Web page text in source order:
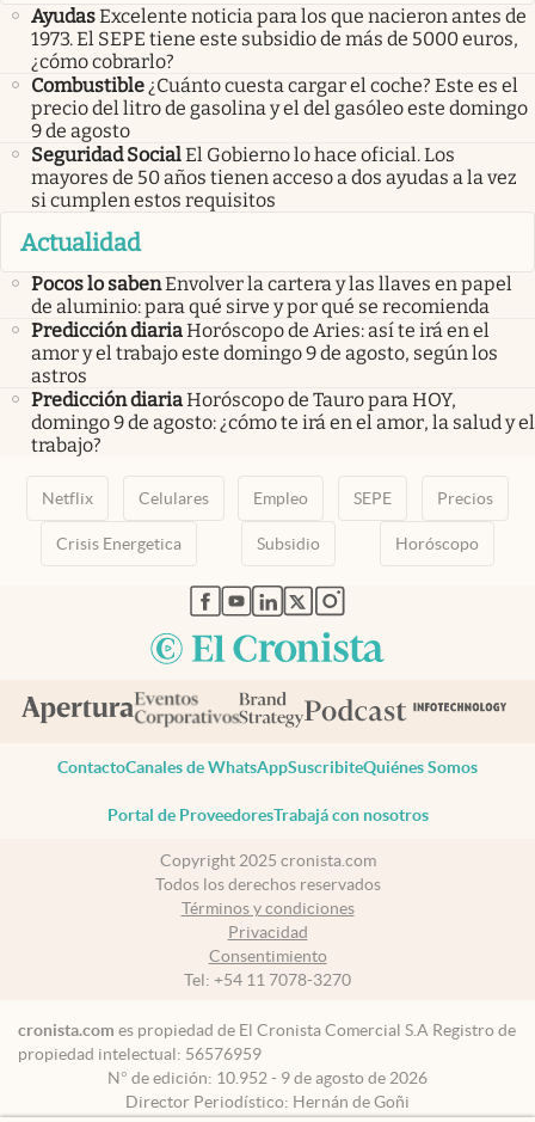
AyudasExcelente noticia para los que nacieron antes de
1973. El SEPE tiene este subsidio de más de 5000 euros,
¿cómo cobrarlo?
Combustible¿Cuánto cuesta cargar el coche? Este es el
precio del litro de gasolina y el del gasóleo este domingo
9 de agosto
Seguridad SocialEl Gobierno lo hace oficial. Los
mayores de 50 años tienen acceso a dos ayudas a la vez
si cumplen estos requisitos
Actualidad
Pocos lo sabenEnvolver la cartera y las llaves en papel
de aluminio: para qué sirve y por qué se recomienda
Predicción diariaHoróscopo de Aries: así te irá en el
amor y el trabajo este domingo 9 de agosto, según los
astros
Predicción diariaHoróscopo de Tauro para HOY,
domingo 9 de agosto: ¿cómo te irá en el amor, la salud y el
trabajo?
Netflix Celulares Empleo SEPE Precios
Crisis Energetica Subsidio Horóscopo
abre en nueva pestaña
abre en nueva pestaña
abre en nueva pestaña
abre en nueva pestaña
abre en nueva pestaña
ContactoCanales de WhatsAppSuscribiteQuiénes Somos
Portal de ProveedoresTrabajá con nosotros
Copyright 2025 cronista.com
Todos los derechos reservados
Términos y condiciones
Privacidad
Consentimiento
Tel: +54 11 7078-3270
cronista.com es propiedad de El Cronista Comercial S.A Registro de
propiedad intelectual: 56576959
N° de edición: 10.952 - 9 de agosto de 2026
Director Periodístico: Hernán de Goñi